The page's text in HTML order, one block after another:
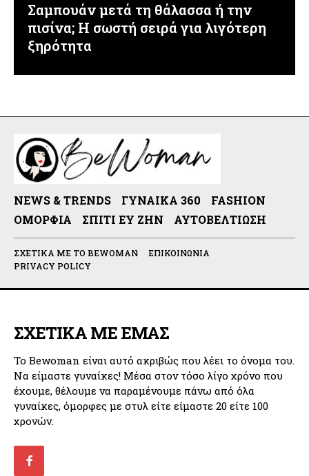
Σαμπουάν μετά τη θάλασσα ή την
πισίνα; Η σωστή σειρά για λιγότερη
ξηρότητα
NEWS & TRENDS ΓΥΝΑΊΚΑ 360
FASHION
ΟΜΟΡΦΙΆ
ΣΠΊΤΙ ΕΥ ΖΗΝ ΑΥΤΟΒΕΛΤΊΩΣΗ
ΣΧΕΤΙΚΆ ΜΕ ΤΟ BEWOMAN
ΕΠΙΚΟΙΝΩΝΊΑ
PRIVACY POLICY
ΣΧΕΤΙΚΑ ΜΕ ΕΜΑΣ
Το Bewoman είναι αυτό ακριβώς που λέει το όνομα του.
Να είμαστε γυναίκες! Μέσα στον τόσο λίγο χρόνο που
έχουμε, θέλουμε να παραμένουμε πάνω από όλα
γυναίκες, όμορφες με στυλ είτε είμαστε 20 είτε 100
χρονών.